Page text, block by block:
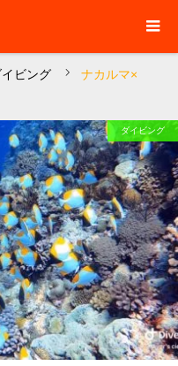
イビング
ナカルマ×
ダイビング